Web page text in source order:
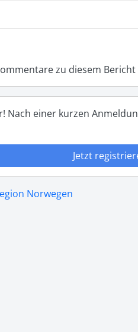
zu diesem
Nach einer kurzen
Jetzt
Norwegen